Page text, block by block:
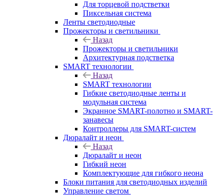
Для торцевой подстветки
Пиксельная система
Ленты светодиодные
Прожекторы и светильники
Назад
Прожекторы и светильники
Архитектурная подстветка
SMART технологии
Назад
SMART технологии
Гибкие светодиодные ленты и
модульная система
Экранное SMART-полотно и SMART-
занавесы
Контроллеры для SMART-систем
Дюралайт и неон
Назад
Дюралайт и неон
Гибкий неон
Комплектующие для гибкого неона
Блоки питания для светодиодных изделий
Управление светом